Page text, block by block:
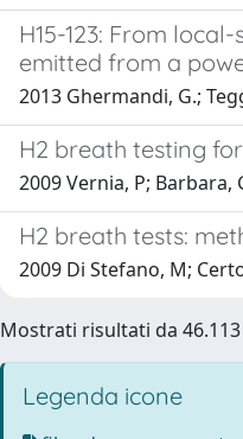
H15-123: From
emitted from a
2013 Ghermandi, G.;
H2 breath testing
2009 Vernia, P; Barbara,
H2 breath tests:
2009 Di Stefano, M;
Mostrati risultati da 46.113
Legenda icone